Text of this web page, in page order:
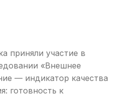
приняли участие в
«Внешнее
— индикатор качества
готовность к